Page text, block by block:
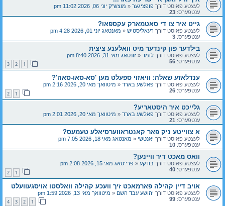
לעצטע פאוסט דורך פופציגער « מוצש"ק יוני 06, 2026 11:02 pm
ענטפערס: 23
גייט איר צו די סאטמארק עקספאו?
לעצטע פאוסט דורך רעאליסטיש « מאנטאג יוני 01, 2026 4:28 pm
ענטפערס: 3
בילדער פון קינדער מיט וואלענע ציצית
לעצטע פאוסט דורך לומד « זונטאג מאי 31, 2026 8:40 pm
ענטפערס: 56
1
2
3
ענדלאזע שאלה: וויאזוי ספעלט מען 'סא-סאו-סאה'?
לעצטע פאוסט דורך פאלשע בארד « מיטוואך מאי 20, 2026 2:16 pm
ענטפערס: 26
1
2
גלייכט איר היסטאריע?
לעצטע פאוסט דורך פאלשע בארד « מיטוואך מאי 20, 2026 2:01 pm
ענטפערס: 21
א צווייטע ניק פאר קאנטראווערסיאלע טעמעס?
לעצטע פאוסט דורך יאנטשי « מאנטאג מאי 18, 2026 7:05 pm
ענטפערס: 10
וואס מאכט דיר וויינען?
לעצטע פאוסט דורך בודקע « פרייטאג מאי 15, 2026 2:08 pm
ענטפערס: 40
1
2
אויב דיין קהילה פארמאכט זיך וועכע קהילה וואלסטו אויסגעוועלט
לעצטע פאוסט דורך יהושע עבד השם « מיטוואך מאי 13, 2026 1:59 pm
ענטפערס: 99
1
2
3
4